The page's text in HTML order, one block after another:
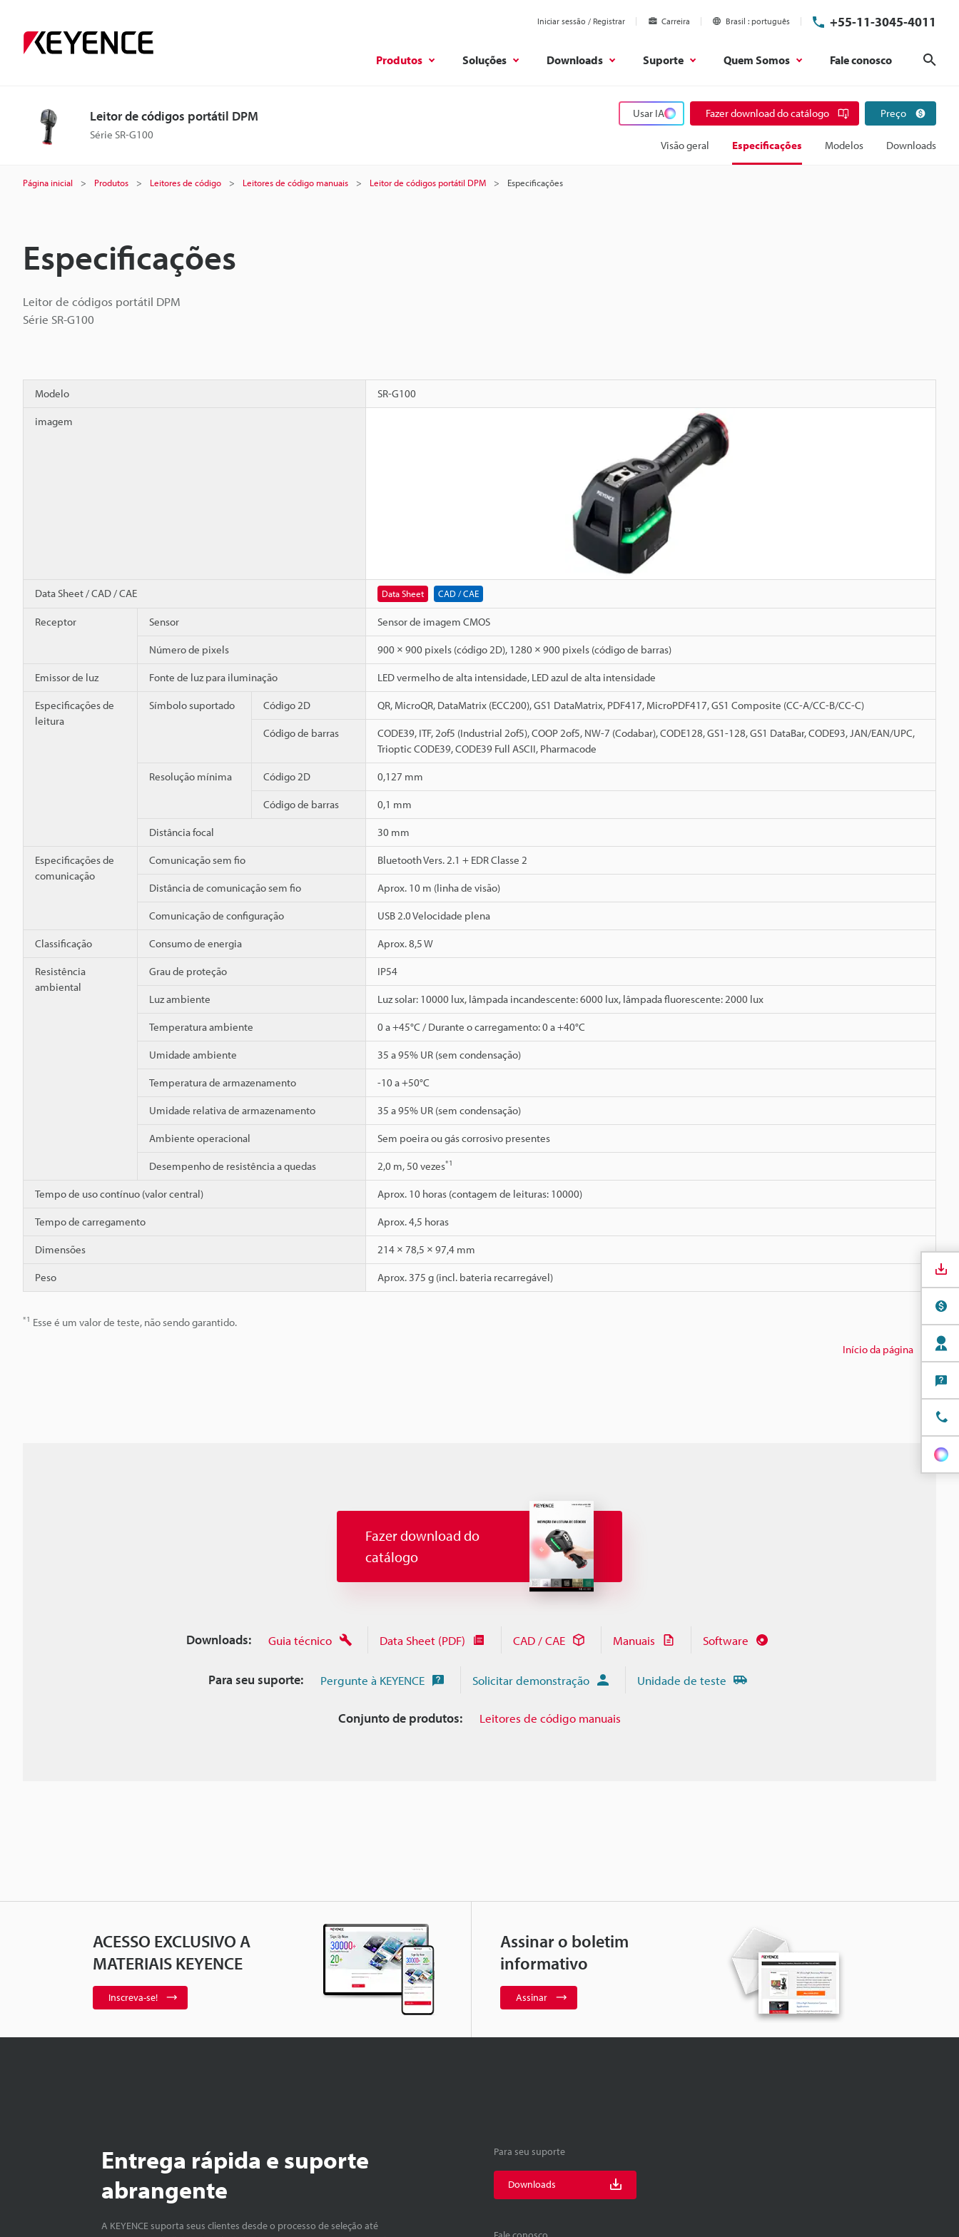
Iniciar sessão / Registrar Carreira Brasil português +55-11-3045-4011
Produtos Soluções Downloads Suporte Quem Somos Fale conosco
Leitor de códigos portátil DPM
Série SR-G100
Usar IA Fazer download do catálogo Preço
Visão geral Especificações Modelos Downloads
Página inicial Produtos Leitores de código Leitores de código manuais Leitor de códigos portátil DPM Especificações
Especificações
Leitor de códigos portátil DPM
Série SR-G100
Modelo SR-G100
imagem
Data Sheet / CAD / CAE Data Sheet CAD / CAE
Receptor Sensor Sensor de imagem CMOS
Número de pixels 900 × 900 pixels (código 2D), 1280 × 900 pixels (código de barras)
Emissor de luz Fonte de luz para iluminação LED vermelho de alta intensidade, LED azul de alta intensidade
Especificações de
leitura
Símbolo suportado Código 2D QR, MicroQR, DataMatrix (ECC200), GS1 DataMatrix, PDF417, MicroPDF417, GS1 Composite (CC-A/CC-B/CC-C)
Código de barras
CODE39, ITF, 2of5 (Industrial 2of5), COOP 2of5, NW-7 (Codabar), CODE128, GS1-128, GS1 DataBar, CODE93, JAN/EAN/UPC,
Trioptic CODE39, CODE39 Full ASCII, Pharmacode
Resolução mínima Código 2D 0,127 mm
Código de barras 0,1 mm
Distância focal 30 mm
Especificações de
comunicação
Comunicação sem fio Bluetooth Vers. 2.1 + EDR Classe 2
Distância de comunicação sem fio Aprox. 10 m (linha de visão)
Comunicação de configuração USB 2.0 Velocidade plena
Classificação Consumo de energia Aprox. 8,5 W
Resistência
ambiental
Grau de proteção IP54
Luz ambiente Luz solar: 10000 lux, lâmpada incandescente: 6000 lux, lâmpada fluorescente: 2000 lux
Temperatura ambiente 0 a +45°C / Durante o carregamento: 0 a +40°C
Umidade ambiente 35 a 95% UR (sem condensação)
Temperatura de armazenamento -10 a +50°C
Umidade relativa de armazenamento 35 a 95% UR (sem condensação)
Ambiente operacional Sem poeira ou gás corrosivo presentes
Desempenho de resistência a quedas 2,0 m, 50 vezes*1
Tempo de uso contínuo (valor central) Aprox. 10 horas (contagem de leituras: 10000)
Tempo de carregamento Aprox. 4,5 horas
Dimensões 214 × 78,5 × 97,4 mm
Peso Aprox. 375 g (incl. bateria recarregável)
*1 Esse é um valor de teste, não sendo garantido.
Início da página
Fazer download do
catálogo
Downloads: Guia técnico Data Sheet (PDF) CAD / CAE Manuais Software
Para seu suporte: Pergunte à KEYENCE Solicitar demonstração Unidade de teste
Conjunto de produtos: Leitores de código manuais
ACESSO EXCLUSIVO A
MATERIAIS KEYENCE
Inscreva-se!
Assinar o boletim
informativo
Assinar
Entrega rápida e suporte
abrangente
A KEYENCE suporta seus clientes desde o processo de seleção até
Para seu suporte
Downloads